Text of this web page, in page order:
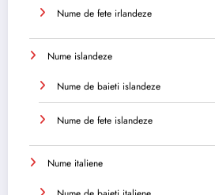
Nume de fete irlandeze
Nume islandeze
Nume de baieti islandeze
Nume de fete islandeze
Nume italiene